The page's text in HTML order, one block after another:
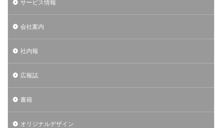
サービス情報
会社案内
社内報
広報誌
書籍
オリジナルデザイン